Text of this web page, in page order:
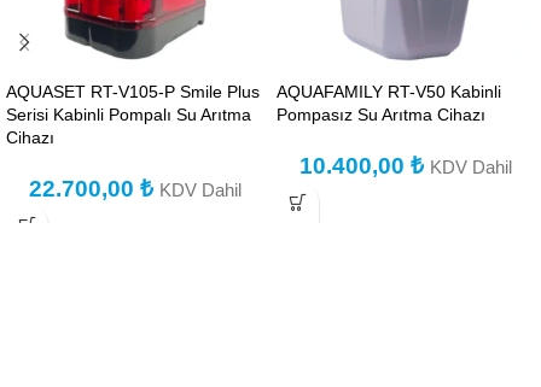
AQUASET RT-V105-P Smile Plus
Serisi Kabinli Pompalı Su Arıtma
Cihazı
22.700,00 ₺ KDV Dahil
AQUAFAMILY RT-V50 Kabinli
Pompasız Su Arıtma Cihazı
10.400,00 ₺ KDV Dahil